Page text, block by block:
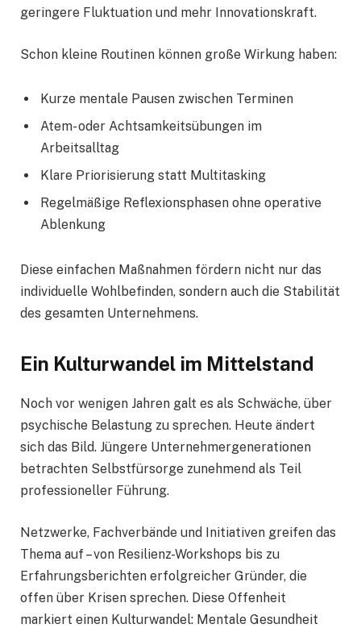
geringere Fluktuation und mehr Innovationskraft.
Schon kleine Routinen können große Wirkung haben:
Kurze mentale Pausen zwischen Terminen
Atem- oder Achtsamkeitsübungen im
Arbeitsalltag
Klare Priorisierung statt Multitasking
Regelmäßige Reflexionsphasen ohne operative
Ablenkung
Diese einfachen Maßnahmen fördern nicht nur das
individuelle Wohlbefinden, sondern auch die Stabilität
des gesamten Unternehmens.
Ein Kulturwandel im Mittelstand
Noch vor wenigen Jahren galt es als Schwäche, über
psychische Belastung zu sprechen. Heute ändert
sich das Bild. Jüngere Unternehmergenerationen
betrachten Selbstfürsorge zunehmend als Teil
professioneller Führung.
Netzwerke, Fachverbände und Initiativen greifen das
Thema auf – von Resilienz-Workshops bis zu
Erfahrungsberichten erfolgreicher Gründer, die
offen über Krisen sprechen. Diese Offenheit
markiert einen Kulturwandel: Mentale Gesundheit